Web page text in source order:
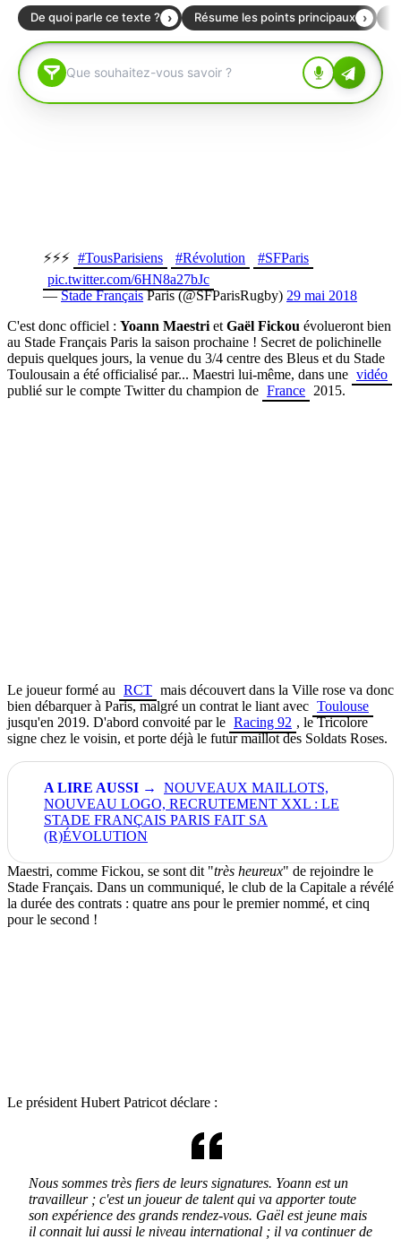
⚡⚡⚡ #TousParisiens #Révolution
#SFParis
pic.twitter.com/6HN8a27bJc
—Stade FrançaisParis (@SFParisRugby) 29 mai 2018
C'est donc officiel : Yoann Maestri et Gaël Fickou évolueront bien
au Stade Français Paris la saison prochaine ! Secret de polichinelle
depuis quelques jours, la venue du 3/4 centre des Bleus et du Stade
Toulousain a été officialisé par... Maestri lui-même, dans une vidéo
publié sur le compte Twitter du champion de France 2015.
Le joueur formé au RCT mais découvert dans la Ville rose va donc
bien débarquer à Paris, malgré un contrat le liant avec Toulouse
jusqu'en 2019. D'abord convoité par le Racing 92 , le Tricolore
signe chez le voisin, et porte déjà le futur maillot des Soldats Roses.
NOUVEAUX MAILLOTS,
NOUVEAU LOGO, RECRUTEMENT XXL : LE
STADE FRANÇAIS PARIS FAIT SA
(R)ÉVOLUTION
Maestri, comme Fickou, se sont dit "très heureux" de rejoindre le
Stade Français. Dans un communiqué, le club de la Capitale a révélé
la durée des contrats : quatre ans pour le premier nommé, et cinq
pour le second !
Le président Hubert Patricot déclare :
Nous sommes très fiers de leurs signatures. Yoann est un
travailleur ; c'est un joueur de talent qui va apporter toute
son expérience des grands rendez-vous. Gaël est jeune mais
il connait lui aussi le niveau international ; il va continuer de